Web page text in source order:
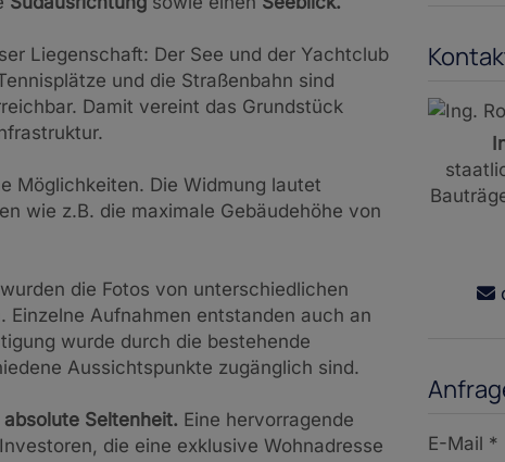
Liegenschaft: Der See und der Yachtclub
und die Straßenbahn sind
Damit vereint das Grundstück
Möglichkeiten. Die Widmung lautet
wie z.B. die maximale Gebäudehöhe von
die Fotos von unterschiedlichen
Aufnahmen entstanden auch an
wurde durch die bestehende
Aussichtspunkte zugänglich sind.
Seltenheit. Eine hervorragende
die eine exklusive Wohnadresse
E-Mail